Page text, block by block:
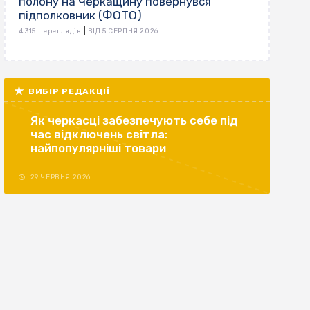
підполковник (ФОТО)
4 315 переглядів ВІД 5 СЕРПНЯ 2026
ВИБІР РЕДАКЦІЇ
Як черкасці забезпечують себе під
час відключень світла:
найпопулярніші товари
29 ЧЕРВНЯ 2026